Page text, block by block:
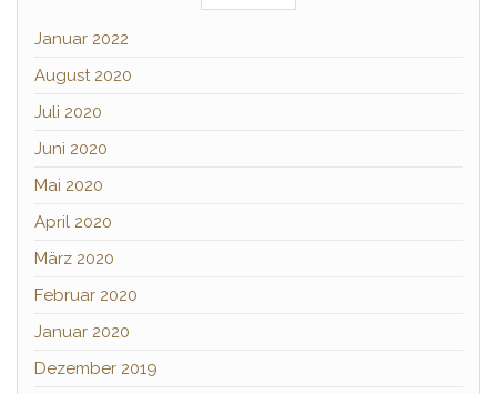
Januar 2022
August 2020
Juli 2020
Juni 2020
Mai 2020
April 2020
März 2020
Februar 2020
Januar 2020
Dezember 2019